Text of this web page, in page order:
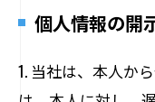
個人情報の開
1. 当社は、本人か